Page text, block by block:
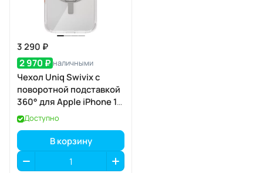
3 290 ₽
2 970 ₽ наличными
Чехол Uniq Swivix с
поворотной подставкой
360° для Apple iPhone 17
Pro, Lucent Clear
(прозрачный), MagSafe
Доступно
В корзину